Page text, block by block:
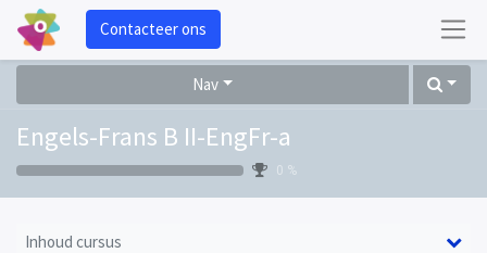
Contacteer ons
Nav
Engels-Frans B II-EngFr-a
0 %
Inhoud cursus